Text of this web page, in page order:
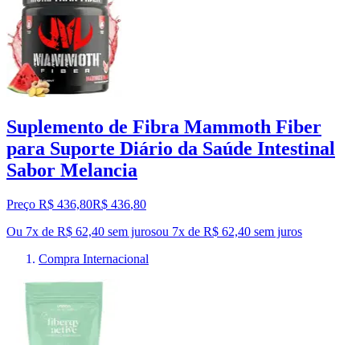
Suplemento de Fibra Mammoth Fiber
para Suporte Diário da Saúde Intestinal
Sabor Melancia
Preço R$ 436,80R$ 436,80
Ou 7x de R$ 62,40 sem jurosou 7x de R$ 62,40 sem juros
Compra Internacional